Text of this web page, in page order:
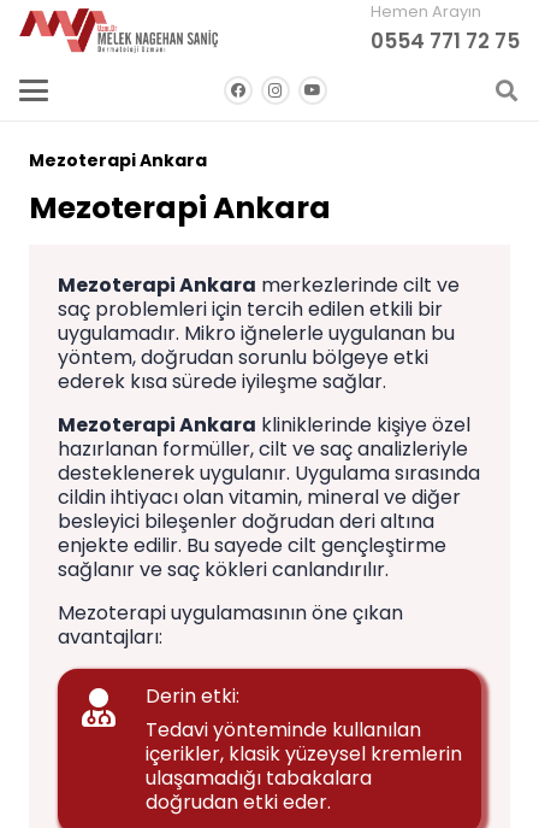
Hemen Arayın
0554 771 72 75
Mezoterapi Ankara
Mezoterapi Ankara
Mezoterapi Ankara merkezlerinde cilt ve
saç problemleri için tercih edilen etkili bir
uygulamadır. Mikro iğnelerle uygulanan bu
yöntem, doğrudan sorunlu bölgeye etki
ederek kısa sürede iyileşme sağlar.
Mezoterapi Ankara kliniklerinde kişiye özel
hazırlanan formüller, cilt ve saç analizleriyle
desteklenerek uygulanır. Uygulama sırasında
cildin ihtiyacı olan vitamin, mineral ve diğer
besleyici bileşenler doğrudan deri altına
enjekte edilir. Bu sayede cilt gençleştirme
sağlanır ve saç kökleri canlandırılır.
Mezoterapi uygulamasının öne çıkan
avantajları:
Derin etki:
Tedavi yönteminde kullanılan
içerikler, klasik yüzeysel kremlerin
ulaşamadığı tabakalara
doğrudan etki eder.